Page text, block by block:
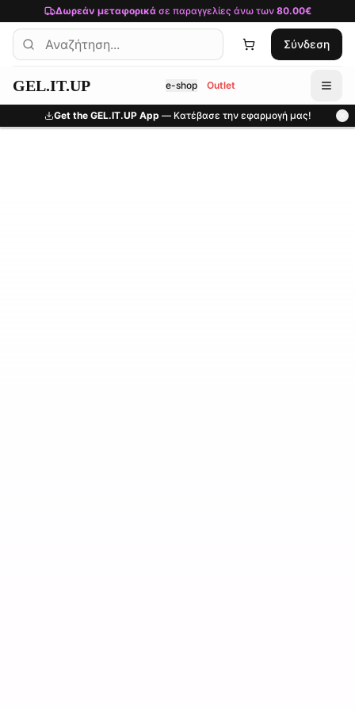
Μετάβαση στο κύριο περιεχόμενο
Δωρεάν μεταφορικάσε παραγγελίες άνω των 80.00€
Σύνδεση
GEL.IT.UP e-shop Outlet
Get the GEL.IT.UP App — Κατέβασε την εφαρμογή μας!